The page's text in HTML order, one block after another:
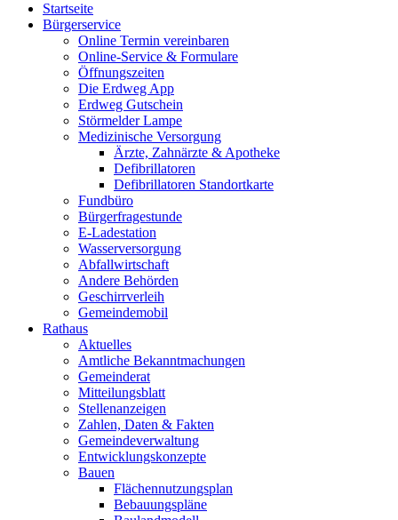
Startseite
Bürgerservice
Online Termin vereinbaren
Online-Service & Formulare
Öffnungszeiten
Die Erdweg App
Erdweg Gutschein
Störmelder Lampe
Medizinische Versorgung
Ärzte, Zahnärzte & Apotheke
Defibrillatoren
Defibrillatoren Standortkarte
Fundbüro
Bürgerfragestunde
E-Ladestation
Wasserversorgung
Abfallwirtschaft
Andere Behörden
Geschirrverleih
Gemeindemobil
Rathaus
Aktuelles
Amtliche Bekanntmachungen
Gemeinderat
Mitteilungsblatt
Stellenanzeigen
Zahlen, Daten & Fakten
Gemeindeverwaltung
Entwicklungskonzepte
Bauen
Flächennutzungsplan
Bebauungspläne